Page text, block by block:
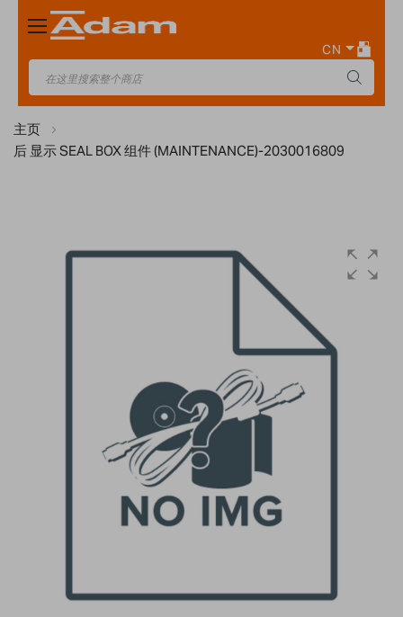
Toggle
Nav
CN
主页
后 显示 SEAL BOX 组件 (MAINTENANCE)-2030016809